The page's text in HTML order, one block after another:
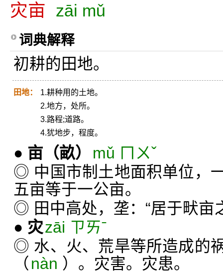
灾亩 zāi mǔ
词典解释
初耕的田地。
田地：
1.耕种用的土地。
2.地方，处所。
3.路程;道路。
4.犹地步，程度。
● 亩 （畝）
mǔ ㄇㄨˇ
◎ 中国市制土地面积单位，
五亩等于一公亩。
◎ 田中高处，垄：“居于畎亩
● 灾zāi ㄗㄞˉ
◎ 水、火、荒旱等所造成的
（ nàn ）。灾害。灾患。